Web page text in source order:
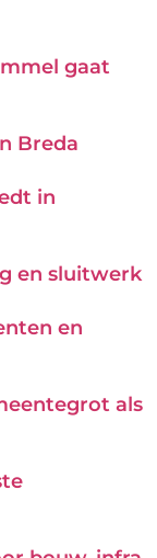
gaat
Breda
in
en sluitwerk
en
als